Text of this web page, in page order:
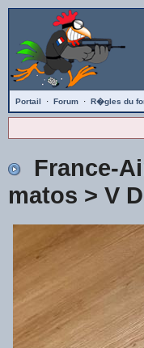
Portail · Forum · R�gles du
France-
matos > V